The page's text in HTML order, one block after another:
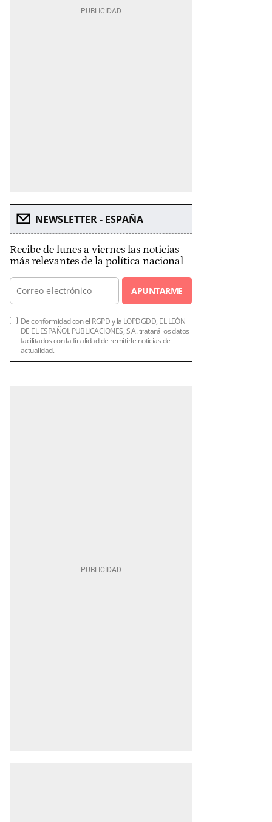
NEWSLETTER - ESPAÑA
Recibe de lunes a viernes las noticias
más relevantes de la política nacional
APUNTARME
De conformidad con el RGPD y la LOPDGDD, EL LEÓN
DE EL ESPAÑOL PUBLICACIONES, S.A. tratará los datos
facilitados con la finalidad de remitirle noticias de
actualidad.